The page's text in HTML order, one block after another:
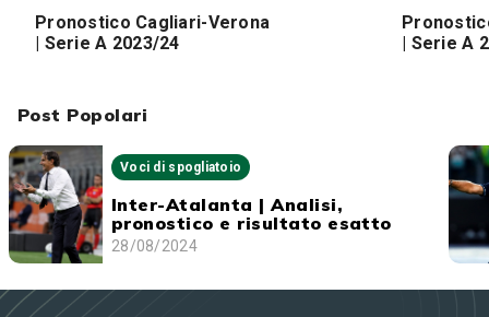
Post Popolari
Voci di spogliatoio
Inter-Atalanta | Analisi,
pronostico e risultato esatto
28/08/2024
Pronostico Cagliari-Verona
| Serie A 2023/24
| Serie A